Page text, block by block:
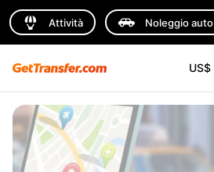
Attività Noleggio auto
US$